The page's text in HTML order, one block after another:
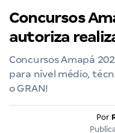
Concursos
autoriza
Concursos Amapá
para nível médio,
o GRAN!
Por